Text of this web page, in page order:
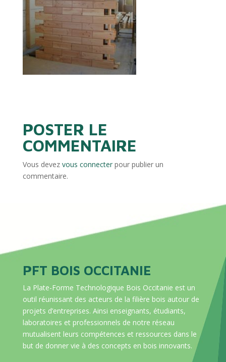
POSTER LE
COMMENTAIRE
Vous devez vous connecterpour publier un
commentaire.
PFT BOIS OCCITANIE
La Plate-Forme Technologique Bois Occitanie est un
outil réunissant des acteurs de la filière bois autour de
projets d’entreprises. Ainsi enseignants, étudiants,
laboratoires et professionnels de notre réseau
mutualisent leurs compétences et ressources dans le
but de donner vie à des concepts en bois innovants.